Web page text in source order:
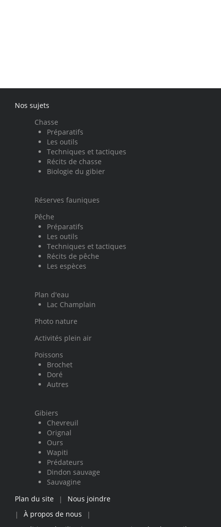
Nos sujets
Chasse
Préparatifs
Les outils
Techniques et tactiques
Récits de chasse
Biologie du gibier
Réserves fauniques
Pêche
Préparatifs
Les outils
Techniques et tactiques
Récits de pêche
Les espèces
Plan d'eau
Lac Champlain
Photo nature
Activités plein air
Poissons
Brochet
Doré
Autres
Gibiers
Chevreuil
Orignal
Ours
Wapiti
Prédateurs
Dindon sauvage
Sauvagine
Plan du site
|
Nous joindre
|
À propos de nous
|